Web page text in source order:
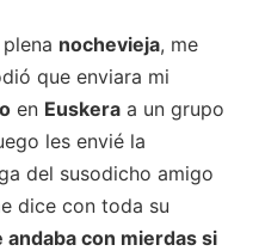
nochevieja, me
que enviara mi
en Euskera a un grupo
les envié la
del susodicho amigo
dice con toda su
andaba con mierdas si